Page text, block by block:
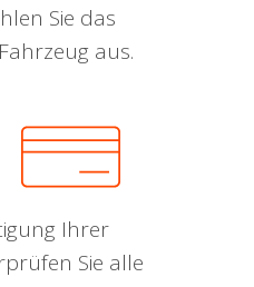
Sie das
aus.
Ihrer
Sie alle